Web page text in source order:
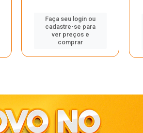
Faça seu login ou
cadastre-se para
ver preços e
comprar